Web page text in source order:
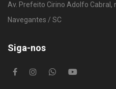
Av. Prefeito Cirino Adolfo Cabral,
Navegantes / SC
Siga-nos